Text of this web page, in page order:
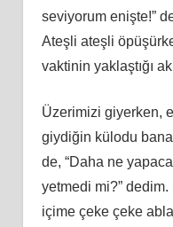
seviyorum enişte!”
Ateşli ateşli
vaktinin yaklaştığı
Üzerimizi giyerken,
giydiğin külodu
de, “Daha ne
yetmedi mi?”
içime çeke çeke